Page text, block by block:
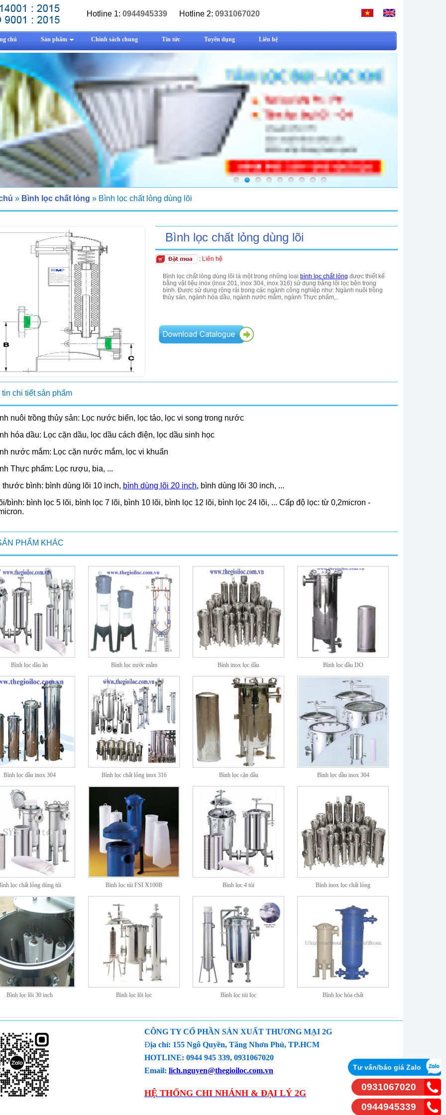
Hotline 1: 0944945339 Hotline 2: 0931067020
chủ Sản phẩm Chính sách chung Tin tức Tuyển dụng Liên hệ
» Bình lọc chất lỏng » Bình lọc chất lỏng dùng lõi
Bình lọc chất lỏng dùng lõi
: Liên hệ
Bình lọc chất lỏng dùng lõi là một trong những loại bình lọc chất lỏng được thiết kế
bằng vật liệu inox (inox 201, inox 304, inox 316) sử dụng bằng lõi lọc bên trong
bình. Được sử dụng rộng rải trong các ngành công nghiệp như: Ngành nuôi trồng
thủy sản, ngành hóa dầu, ngành nước mắm, ngành Thực phẩm,..
chi tiết sản phẩm
nuôi trồng thủy sản: Lọc nước biển, lọc tảo, lọc vi song trong nước
hóa dầu: Lọc cặn dầu, lọc dầu cách điện, lọc dầu sinh học
nước mắm: Lọc cặn nước mắm, lọc vi khuẩn
Thực phẩm: Lọc rượu, bia, ...
thước bình: bình dùng lõi 10 inch, bình dùng lõi 20 inch, bình dùng lõi 30 inch, ...
bình: bình lọc 5 lõi, bình lọc 7 lõi, bình 10 lõi, bình lọc 12 lõi, bình lọc 24 lõi, ... Cấp độ lọc: từ 0,2micron -
PHẨM KHÁC
Bình lọc dầu ăn Bình lọc nước mắm Bình inox lọc dầu Bình lọc dầu DO
Bình lọc dầu inox 304 Bình lọc chất lỏng inox 316 Bình lọc cặn dầu Bình lọc dầu inox 304
lọc chất lỏng dùng túi Bình lọc túi FSI X100B Bình lọc 4 túi Bình inox lọc chất lỏng
Bình lọc lõi 30 inch Bình lọc lõi lọc Bình lọc túi lọc Bình lọc hóa chất
CÔNG TY CỔ PHẦN SẢN XUẤT THƯƠNG MẠI 2G
Địa chỉ: 155 Ngô Quyền, Tăng Nhơn Phú, TP.HCM
HOTLINE: 0944 945 339, 0931067020
Email: lich.nguyen@thegioiloc.com.vn
HỆ THỐNG CHI NHÁNH & ĐẠI LÝ 2G
Tư vấn/báo giá Zalo
0931067020
0944945339